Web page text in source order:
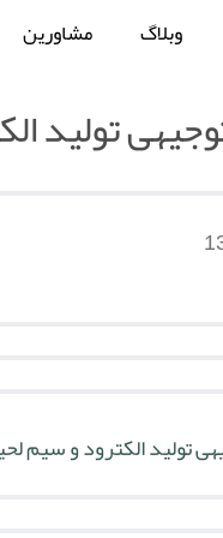
وبلاگ مشاورین
تولید
تولید الکترود و سیم